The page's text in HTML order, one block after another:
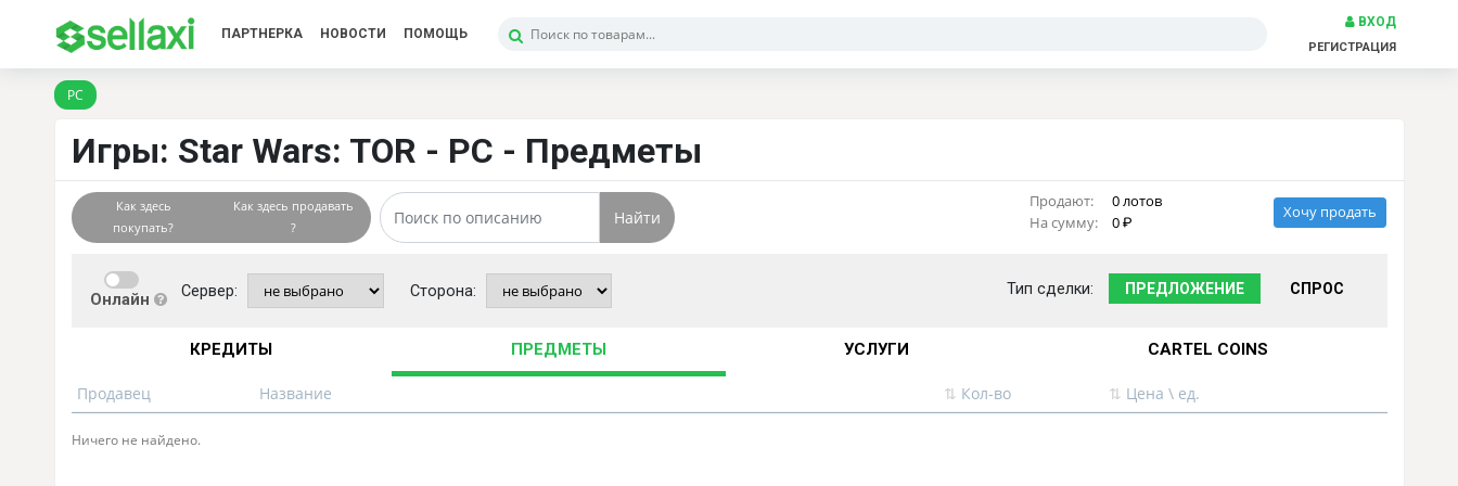
ПАРТНЕРКА НОВОСТИ ПОМОЩЬ
ВХОД
РЕГИСТРАЦИЯ
PC
Игры: Star Wars: TOR - PC - Предметы
Как здесь
покупать?
Как здесь продавать
?
Найти
Продают:
0 лотов
На сумму:
0
Хочу продать
Онлайн Сервер: Сторона: Тип сделки: ПРЕДЛОЖЕНИЕ СПРОС
КРЕДИТЫ ПРЕДМЕТЫ УСЛУГИ CARTEL COINS
Продавец Название ⇅ Кол-во ⇅ Цена \ ед.
Ничего не найдено.